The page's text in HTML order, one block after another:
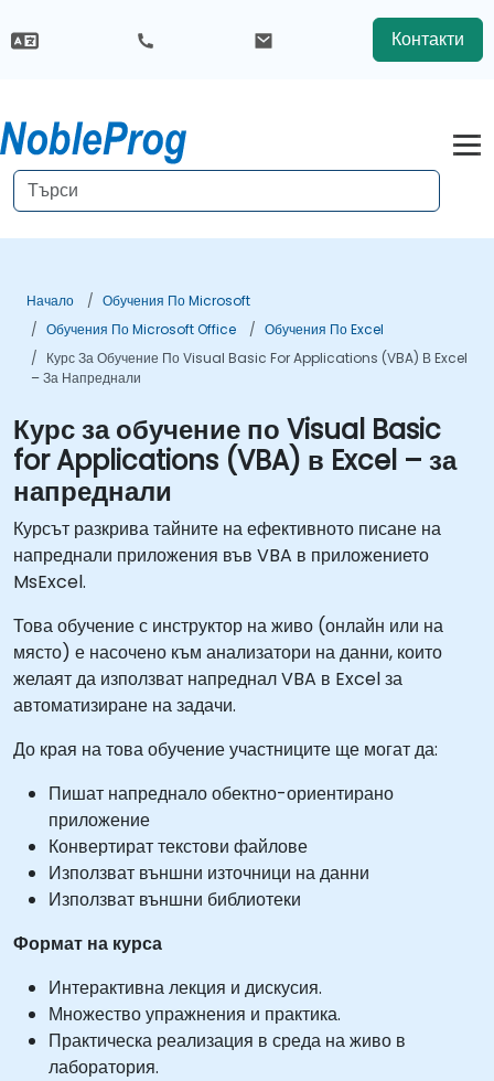
Контакти
Начало
Обучения По Microsoft
Обучения По Microsoft Office
Обучения По Excel
Курс За Обучение По Visual Basic For Applications (VBA) В Excel
– За Напреднали
Курс за обучение по Visual Basic
for Applications (VBA) в Excel – за
напреднали
Курсът разкрива тайните на ефективното писане на
напреднали приложения във VBA в приложението
MsExcel.
Това обучение с инструктор на живо (онлайн или на
място) е насочено към анализатори на данни, които
желаят да използват напреднал VBA в Excel за
автоматизиране на задачи.
До края на това обучение участниците ще могат да:
Пишат напреднало обектно-ориентирано
приложение
Конвертират текстови файлове
Използват външни източници на данни
Използват външни библиотеки
Формат на курса
Интерактивна лекция и дискусия.
Множество упражнения и практика.
Практическа реализация в среда на живо в
лаборатория.